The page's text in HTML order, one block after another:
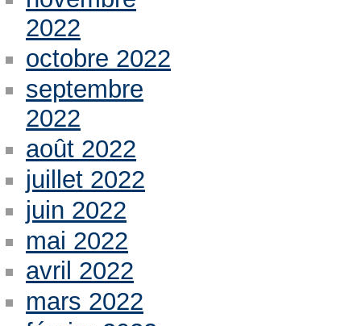
2022
octobre 2022
septembre
2022
août 2022
juillet 2022
juin 2022
mai 2022
avril 2022
mars 2022